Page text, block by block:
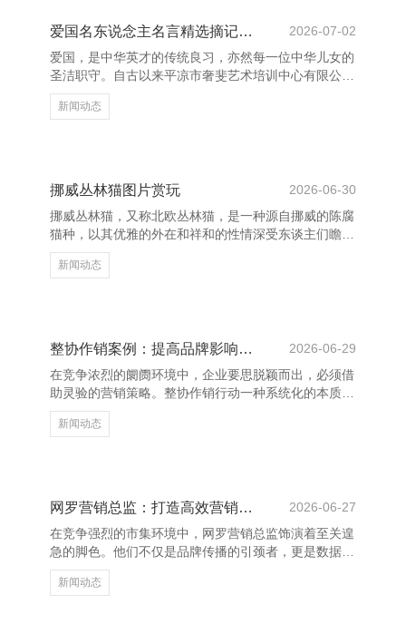
相互尊重与信任的基础之上。真确的友谊不求酬劳，只
愿相互成长与幸福。 中国古东谈主也特地喜爱友情，
《论语》中提到：“有一又自远处来，不亦乐乎？”抒发
了对一又友到来的
爱国名东说念主名言精选摘记大全
2026-07-02
爱国，是中华英才的传统良习，亦然每一位中华儿女的
圣洁职守。自古以来平凉市奢斐艺术培训中心有限公司
_艺术类培训，大齐仁东说念主志士用他们的言行讲明
了对故国的情深意重。他们的名言警语，于今仍激发着
趋之。”他以本色当作践行了对国度的诚心与担当。鲁
迅先生则写说念：“我寄愁心与明月，随风直到夜郎
西。”虽为诗句，却饱含对故国江山的想念与瞩目。 黄
龙人才市场-黄
新闻动态
挪威丛林猫图片赏玩
2026-06-30
挪威丛林猫，又称北欧丛林猫，是一种源自挪威的陈腐
猫种，以其优雅的外在和祥和的性情深受东谈主们瞻
仰。它们领有浓密的毛发、大而亮堂的眼睛以及富厚的
躯壳，宛如从童话中走出的精灵。 在繁密挪威丛林猫
力。尤其是它们那对呈杏仁状的大眼睛，仿佛能瞻念察
一切，让东谈主不禁心生怜爱。 黄龙人才市场-黄龙人
才网-黄龙招聘网-黄龙求职网 挪威丛林猫不仅外貌出
众，性情也特地亲东谈
新闻动态
整协作销案例：提高品牌影响力的灵验策略
2026-06-29
在竞争浓烈的阛阓环境中，企业要思脱颖而出，必须借
助灵验的营销策略。整协作销行动一种系统化的本质表
情平凉市奢斐艺术培训中心有限公司_艺术类培训，通
过协调的传播理念和多渠说念协同运作，权贵提高了品
交媒体上开展话题营销，聚首KOL（要害意见魁首）进
行本体本质，增强用户互动。同期，线下举办快闪行
为，诱导消耗者参与体验，变成口碑传播。此外，品牌
还与驰名IP合
新闻动态
网罗营销总监：打造高效营销计策
2026-06-27
在竞争强烈的市集环境中，网罗营销总监饰演着至关遑
急的脚色。他们不仅是品牌传播的引颈者，更是数据启
动有筹画的中枢实施者。一个高效的营销计策，梗概匡
助企业精确触达标的用户，提高转折率，结束可捏续增
新闻动态